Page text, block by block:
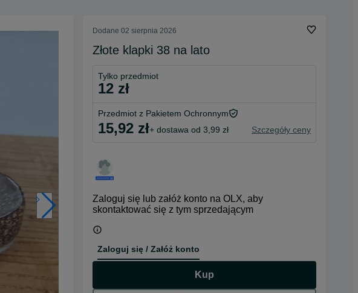
Dodane 02 sierpnia 2026
Złote klapki 38 na lato
Tylko przedmiot
12 zł
Przedmiot z Pakietem Ochronnym
15,92 zł+ dostawa od 3,99 zł Szczegóły ceny
Zaloguj się lub załóż konto na OLX, aby
skontaktować się z tym sprzedającym
Zaloguj się / Załóż konto
Kup